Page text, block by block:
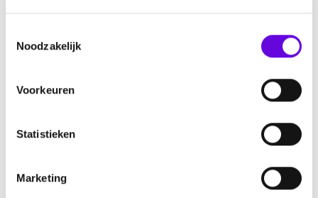
Noodzakelijk
Voorkeuren
Statistieken
Marketing
is? Vraag hem ook jouw bus voor je te delen!
4
Bedank iedereen die je steunt